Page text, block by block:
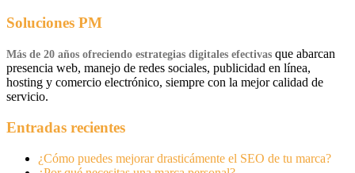
Soluciones PM
Más de 20 años ofreciendo estrategias digitales efectivas que abarcan
presencia web, manejo de redes sociales, publicidad en línea,
hosting y comercio electrónico, siempre con la mejor calidad de
servicio.
Entradas recientes
¿Cómo puedes mejorar drasticámente el SEO de tu marca?